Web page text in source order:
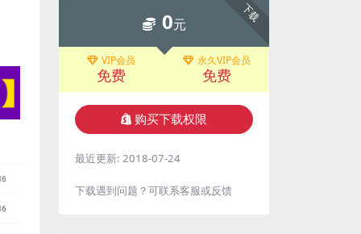
下载
0元
VIP会员
免费
永久VIP会员
免费
购买下载权限
最近更新: 2018-07-24
下载遇到问题？可联系客服或反馈